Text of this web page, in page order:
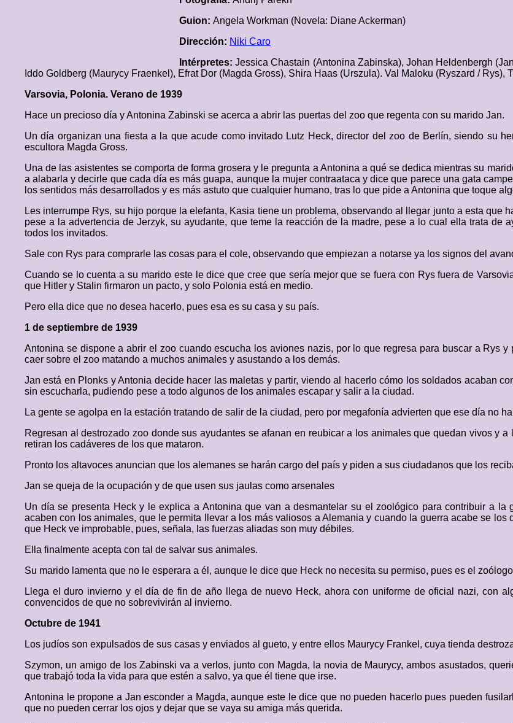
Guion: Angela Workman (Novela: Diane Ackerman)
Dirección: Niki Caro
Intérpretes:Jessica Chastain (Antonina Zabinska), Johan Heldenbergh
Iddo Goldberg (Maurycy Fraenkel), Efrat Dor (Magda Gross), Shira Haas (Urszula). Val Maloku (Ryszard /
Varsovia, Polonia. Verano de 1939
Hace un precioso día y Antonina Zabinski se acerca a abrir las puertas del zoo que regenta con su marido Jan.
Un día organizan una fiesta a la que acude como invitado Lutz Heck, director del zoo de Berlín, siendo su
escultora Magda Gross.
Una de las asistentes se comporta de forma grosera y le pregunta a Antonina a qué se dedica mientras su
a alabarla y decirle que cada día es más guapa, aunque la mujer contraataca y dice que parece una gata
los sentidos más desarrollados y es más astuto que cualquier humano, tras lo que pide a Antonina que toque
Les interrumpe Rys, su hijo porque la elefanta, Kasia tiene un problema, observando al llegar junto a esta que
pese a la advertencia de Jerzyk, su ayudante, que teme la reacción de la madre, pese a lo cual ella trata de
todos los invitados.
Sale con Rys para comprarle las cosas para el cole, observando que empiezan a notarse ya los signos del
Cuando se lo cuenta a su marido este le dice que cree que sería mejor que se fuera con Rys fuera de
que Hitler y Stalin firmaron un pacto, y solo Polonia está en medio.
Pero ella dice que no desea hacerlo, pues esa es su casa y su país.
1 de septiembre de 1939
Antonina se dispone a abrir el zoo cuando escucha los aviones nazis, por lo que regresa para buscar a Rys
caer sobre el zoo matando a muchos animales y asustando a los demás.
Jan está en Plonks y Antonia decide hacer las maletas y partir, viendo al hacerlo cómo los soldados acaban
sin escucharla, pudiendo pese a todo algunos de los animales escapar y salir a la ciudad.
La gente se agolpa en la estación tratando de salir de la ciudad, pero por megafonía advierten que ese día no
Regresan al destrozado zoo donde sus ayudantes se afanan en reubicar a los animales que quedan vivos y
retiran los cadáveres de los que mataron.
Pronto los altavoces anuncian que los alemanes se harán cargo del país y piden a sus ciudadanos que los
Jan se queja de la ocupación y de que usen sus jaulas como arsenales
Un día se presenta Heck y le explica a Antonina que van a desmantelar su el zoológico para contribuir a
acaben con los animales, que le permita llevar a los más valiosos a Alemania y cuando la guerra acabe se
que Heck ve improbable, pues, señala, las fuerzas aliadas son muy débiles.
Ella finalmente acepta con tal de salvar sus animales.
Su marido lamenta que no le esperara a él, aunque le dice que Heck no necesita su permiso, pues es el
Llega el duro invierno y el día de fin de año llega de nuevo Heck, ahora con uniforme de oficial nazi, con
convencidos de que no sobrevivirán al invierno.
Octubre de 1941
Los judíos son expulsados de sus casas y enviados al gueto, y entre ellos Maurycy Frankel, cuya tienda
Szymon, un amigo de los Zabinski va a verlos, junto con Magda, la novia de Maurycy, ambos asustados,
que trabajó toda la vida para que estén a salvo, ya que él tiene que irse.
Antonina le propone a Jan esconder a Magda, aunque este le dice que no pueden hacerlo pues pueden
que no pueden cerrar los ojos y dejar que se vaya su amiga más querida.